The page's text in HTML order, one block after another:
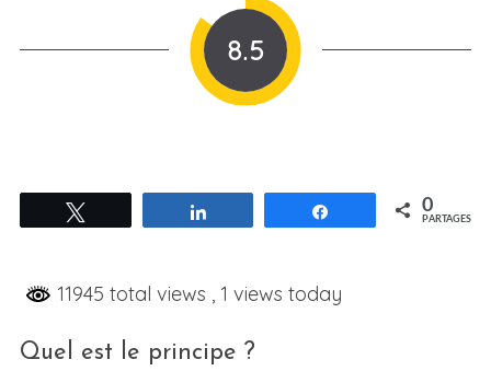
8.5
Partagez 0
PARTAGES
11945 total views , 1 views today
Quel est le principe ?